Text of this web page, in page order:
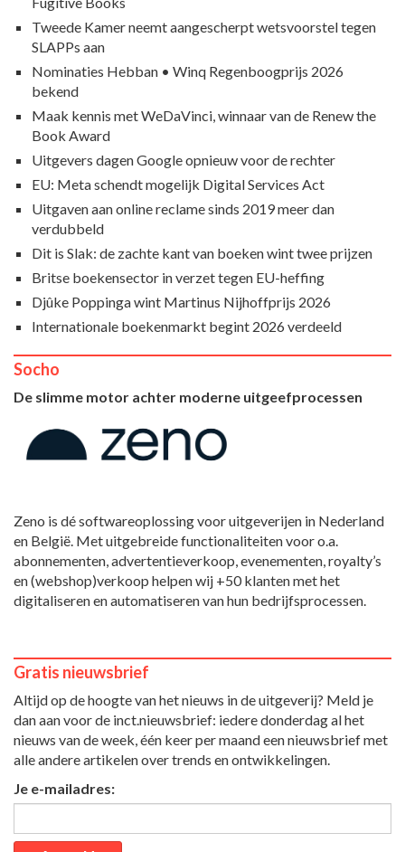
Tweede Kamer neemt aangescherpt wetsvoorstel tegen
SLAPPs aan
Nominaties Hebban • Winq Regenboogprijs 2026
bekend
Maak kennis met WeDaVinci, winnaar van de Renew the
Book Award
Uitgevers dagen Google opnieuw voor de rechter
EU: Meta schendt mogelijk Digital Services Act
Uitgaven aan online reclame sinds 2019 meer dan
verdubbeld
Dit is Slak: de zachte kant van boeken wint twee prijzen
Britse boekensector in verzet tegen EU-heffing
Djûke Poppinga wint Martinus Nijhoffprijs 2026
Internationale boekenmarkt begint 2026 verdeeld
Socho
De slimme motor achter moderne uitgeefprocessen
Zeno is dé softwareoplossing voor uitgeverijen in Nederland
en België. Met uitgebreide functionaliteiten voor o.a.
abonnementen, advertentieverkoop, evenementen, royalty’s
en (webshop)verkoop helpen wij +50 klanten met het
digitaliseren en automatiseren van hun bedrijfsprocessen.
Gratis nieuwsbrief
Altijd op de hoogte van het nieuws in de uitgeverij? Meld je
dan aan voor de inct.nieuwsbrief: iedere donderdag al het
nieuws van de week, één keer per maand een nieuwsbrief met
alle andere artikelen over trends en ontwikkelingen.
Je e-mailadres: